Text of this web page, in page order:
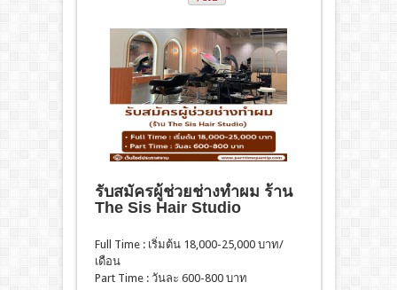
รับสมัครผู้ช่วยช่างทำผม ร้าน
The Sis Hair Studio
Full Time : เริ่มต้น 18,000-25,000 บาท/
เดือน
Part Time : วันละ 600-800 บาท